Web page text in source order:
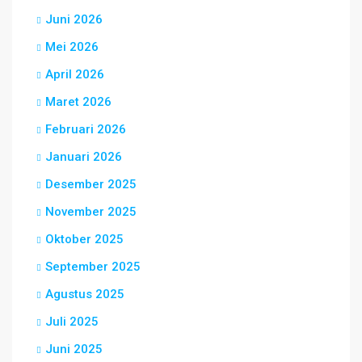
Juni 2026
Mei 2026
April 2026
Maret 2026
Februari 2026
Januari 2026
Desember 2025
November 2025
Oktober 2025
September 2025
Agustus 2025
Juli 2025
Juni 2025